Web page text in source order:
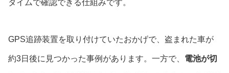
タイムで確認できる仕組みです。
GPS追跡装置を取り付けていたおかげで、盗まれた車が
約3日後に見つかった事例があります。一方で、 電池が切